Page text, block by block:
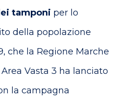
tamponi per lo
della popolazione
che la Regione Marche
Vasta 3 ha lanciato
la campagna